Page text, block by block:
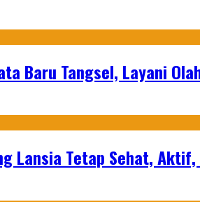
Baru Tangsel, Layani
Lansia Tetap Sehat,